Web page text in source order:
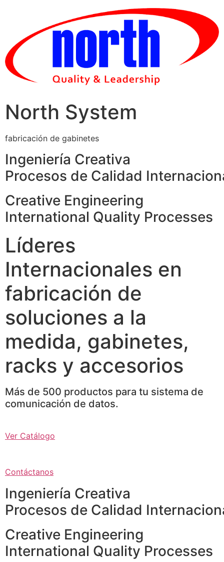
North System
fabricación de gabinetes
Ingeniería Creativa
Procesos de Calidad
Creative Engineering
International Quality Processes
Líderes
Internacionales en
fabricación de
soluciones a la
medida, gabinetes,
racks y accesorios
Más de 500 productos para tu sistema de
comunicación de datos.
Ver Catálogo
Contáctanos
Ingeniería Creativa
Procesos de Calidad
Creative Engineering
International Quality Processes